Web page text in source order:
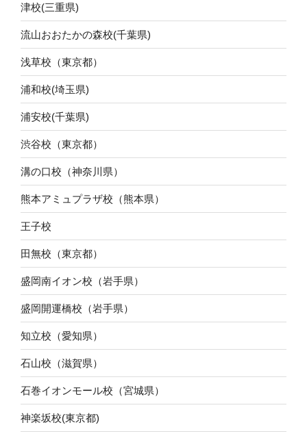
津校(三重県)
流山おおたかの森校(千葉県)
浅草校（東京都）
浦和校(埼玉県)
浦安校(千葉県)
渋谷校（東京都）
溝の口校（神奈川県）
熊本アミュプラザ校（熊本県）
王子校
田無校（東京都）
盛岡南イオン校（岩手県）
盛岡開運橋校（岩手県）
知立校（愛知県）
石山校（滋賀県）
石巻イオンモール校（宮城県）
神楽坂校(東京都)